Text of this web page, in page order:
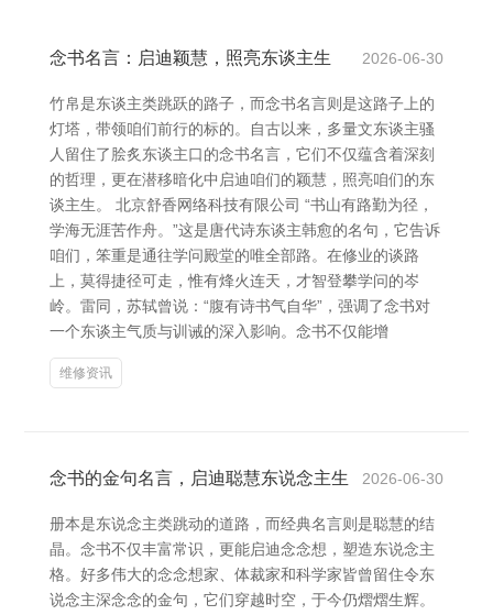
念书名言：启迪颖慧，照亮东谈主生 2026-06-30
竹帛是东谈主类跳跃的路子，而念书名言则是这路子上的
灯塔，带领咱们前行的标的。自古以来，多量文东谈主骚
人留住了脍炙东谈主口的念书名言，它们不仅蕴含着深刻
的哲理，更在潜移暗化中启迪咱们的颖慧，照亮咱们的东
谈主生。 北京舒香网络科技有限公司 “书山有路勤为径，
学海无涯苦作舟。”这是唐代诗东谈主韩愈的名句，它告诉
咱们，笨重是通往学问殿堂的唯全部路。在修业的谈路
上，莫得捷径可走，惟有烽火连天，才智登攀学问的岑
岭。雷同，苏轼曾说：“腹有诗书气自华”，强调了念书对
一个东谈主气质与训诫的深入影响。念书不仅能增
维修资讯
念书的金句名言，启迪聪慧东说念主生 2026-06-30
册本是东说念主类跳动的道路，而经典名言则是聪慧的结
晶。念书不仅丰富常识，更能启迪念念想，塑造东说念主
格。好多伟大的念念想家、体裁家和科学家皆曾留住令东
说念主深念念的金句，它们穿越时空，于今仍熠熠生辉。